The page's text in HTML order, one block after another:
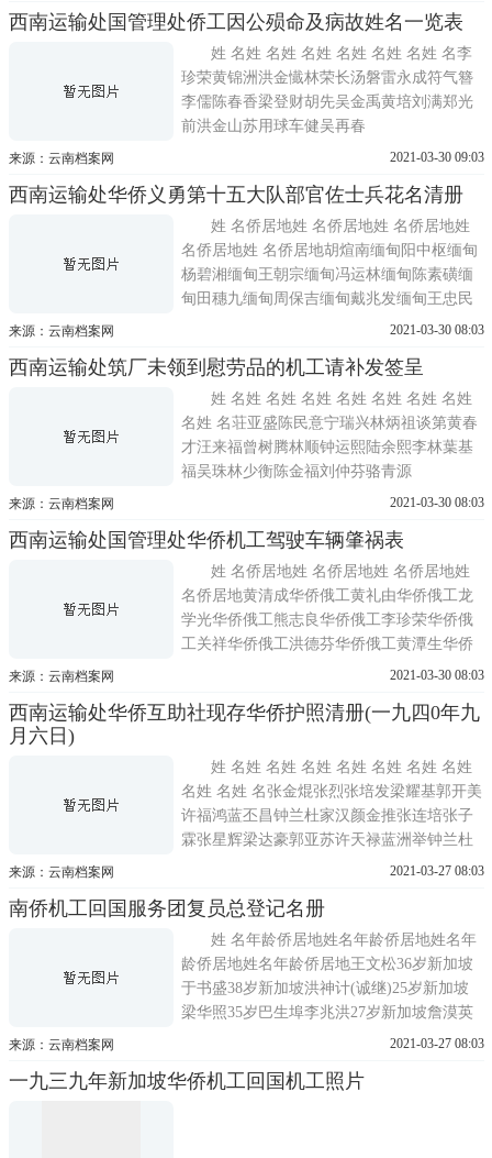
有益缅甸朱傅英缅甸陆祥根缅甸徐九缅甸王
瑞卿缅甸刘衍富缅甸李畴荣缅甸曹金福缅甸
林有炎缅甸陈忠光缅甸陈
西南运输处国管理处侨工因公殒命及病故姓名一览表
姓 名姓 名姓 名姓 名姓 名姓 名姓 名李
珍荣黄锦洲洪金懴林荣长汤磐雷永成符气簪
李儒陈春香梁登财胡先吴金禹黄培刘满郑光
前洪金山苏用球车健吴再春
来源：云南档案网 2021-03-30 09:03
西南运输处华侨义勇第十五大队部官佐士兵花名清册
姓 名侨居地姓 名侨居地姓 名侨居地姓
名侨居地姓 名侨居地胡煊南缅甸阳中枢缅甸
杨碧湘缅甸王朝宗缅甸冯运林缅甸陈素磺缅
甸田穗九缅甸周保吉缅甸戴兆发缅甸王忠民
缅甸李可文缅甸凌元真缅甸符惠民缅甸张子
瑞齐缅甸李成益缅甸胡燊缅甸欧一弘缅甸陈
克兴缅甸阮得初缅甸曾文芳缅甸梁水金缅甸
程云舫缅甸谢德光缅甸黄
来源：云南档案网 2021-03-30 08:03
西南运输处筑厂未领到慰劳品的机工请补发签呈
姓 名姓 名姓 名姓 名姓 名姓 名姓 名姓
名姓 名荘亚盛陈民意宁瑞兴林炳祖谈第黄春
才汪来福曾树腾林顺钟运熙陆余熙李林葉基
福吴珠林少衡陈金福刘仲芬骆青源
来源：云南档案网 2021-03-30 08:03
西南运输处国管理处华侨机工驾驶车辆肇祸表
姓 名侨居地姓 名侨居地姓 名侨居地姓
名侨居地黄清成华侨俄工黄礼由华侨俄工龙
学光华侨俄工熊志良华侨俄工李珍荣华侨俄
工关祥华侨俄工洪德芬华侨俄工黄潭生华侨
俄工黄志强华侨俄工郑心奕华侨俄工吴水晶
崇安华侨俄工罗明伟华侨俄工陈有民华侨俄
侨俄工曾腾光华侨俄工李儒
来源：云南档案网 2021-03-30 08:03
西南运输处华侨互助社现存华侨护照清册(一九四0年九
月六日)
姓 名姓 名姓 名姓 名姓 名姓 名姓 名姓
名姓 名姓 名张金焜张烈张培发梁耀基郭开美
许福鸿蓝丕昌钟兰杜家汉颜金推张连培张子
霖张星辉梁达豪郭亚苏许天禄蓝洲举钟兰杜
振波颜振德张傑燊张仁泰张志良梁其典郭业
张财梁祺郭汉陈九俤古亚权钟明庞业煌颜振
生张金友张华梁于南梁顺郭越福陈亚基古米
兴钟应关文辉颜
来源：云南档案网 2021-03-27 08:03
南侨机工回国服务团复员总登记名册
姓 名年龄侨居地姓名年龄侨居地姓名年
龄侨居地姓名年龄侨居地王文松36岁新加坡
于书盛38岁新加坡洪神计(诚继)25岁新加坡
梁华照35岁巴生埠李兆洪27岁新加坡詹漠英
35岁新加坡钟云沛28岁新加坡郭漠32岁吉隆
贵40岁新加坡王国燊30岁雪兰娥钱亚九31岁
来源：云南档案网 2021-03-27 08:03
一九三九年新加坡华侨机工回国机工照片